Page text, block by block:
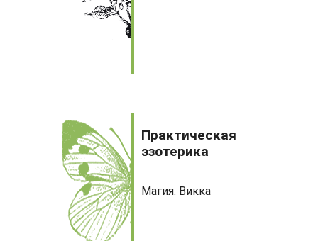
Практическая
эзотерика
Практическая
эзотерика
Магия. Викка